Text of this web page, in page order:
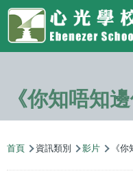
移至主內容
Top
Social
Link
Language
switcher
《你知唔知
導
首頁 資訊類別 影片 《你